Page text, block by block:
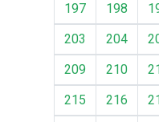
197
198
203
204
209
210
215
216